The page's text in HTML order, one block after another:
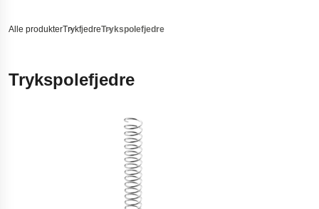
Alle produkterTrykfjedreTrykspolefjedre
Trykspolefjedre